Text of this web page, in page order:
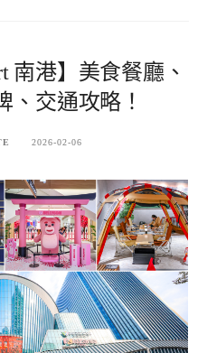
南港】美食餐廳、
、交通攻略！
2026-02-06